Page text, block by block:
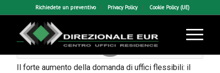
Richiedete un preventivo Privacy Policy Cookie Policy (UE)
Il forte aumento della domanda di uffici flessibili: il